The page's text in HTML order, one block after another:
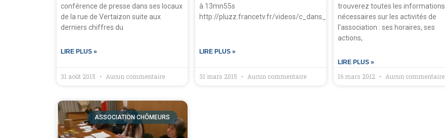
conférence de presse dans ses locaux
de la rue de Vertaizon suite aux
derniers chiffres du
LIRE PLUS »
31 août 2015 Aucun commentaire
à 13mn55s
http://pluzz.francetv.fr/videos/c_dans_lair_,116258993.html
LIRE PLUS »
31 mars 2015 Aucun commentaire
trouverez toutes les informations
nécessaires sur les activités de
l’association : ses horaires, ses
actions,
LIRE PLUS »
16 mars 2012 Aucun commentaire
ASSOCIATION CHÔMEURS